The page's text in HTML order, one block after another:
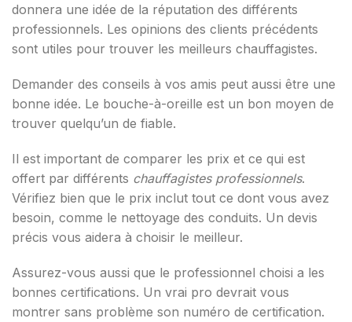
donnera une idée de la réputation des différents
professionnels. Les opinions des clients précédents
sont utiles pour trouver les meilleurs chauffagistes.
Demander des conseils à vos amis peut aussi être une
bonne idée. Le bouche-à-oreille est un bon moyen de
trouver quelqu’un de fiable.
Il est important de comparer les prix et ce qui est
offert par différents chauffagistes professionnels.
Vérifiez bien que le prix inclut tout ce dont vous avez
besoin, comme le nettoyage des conduits. Un devis
précis vous aidera à choisir le meilleur.
Assurez-vous aussi que le professionnel choisi a les
bonnes certifications. Un vrai pro devrait vous
montrer sans problème son numéro de certification.